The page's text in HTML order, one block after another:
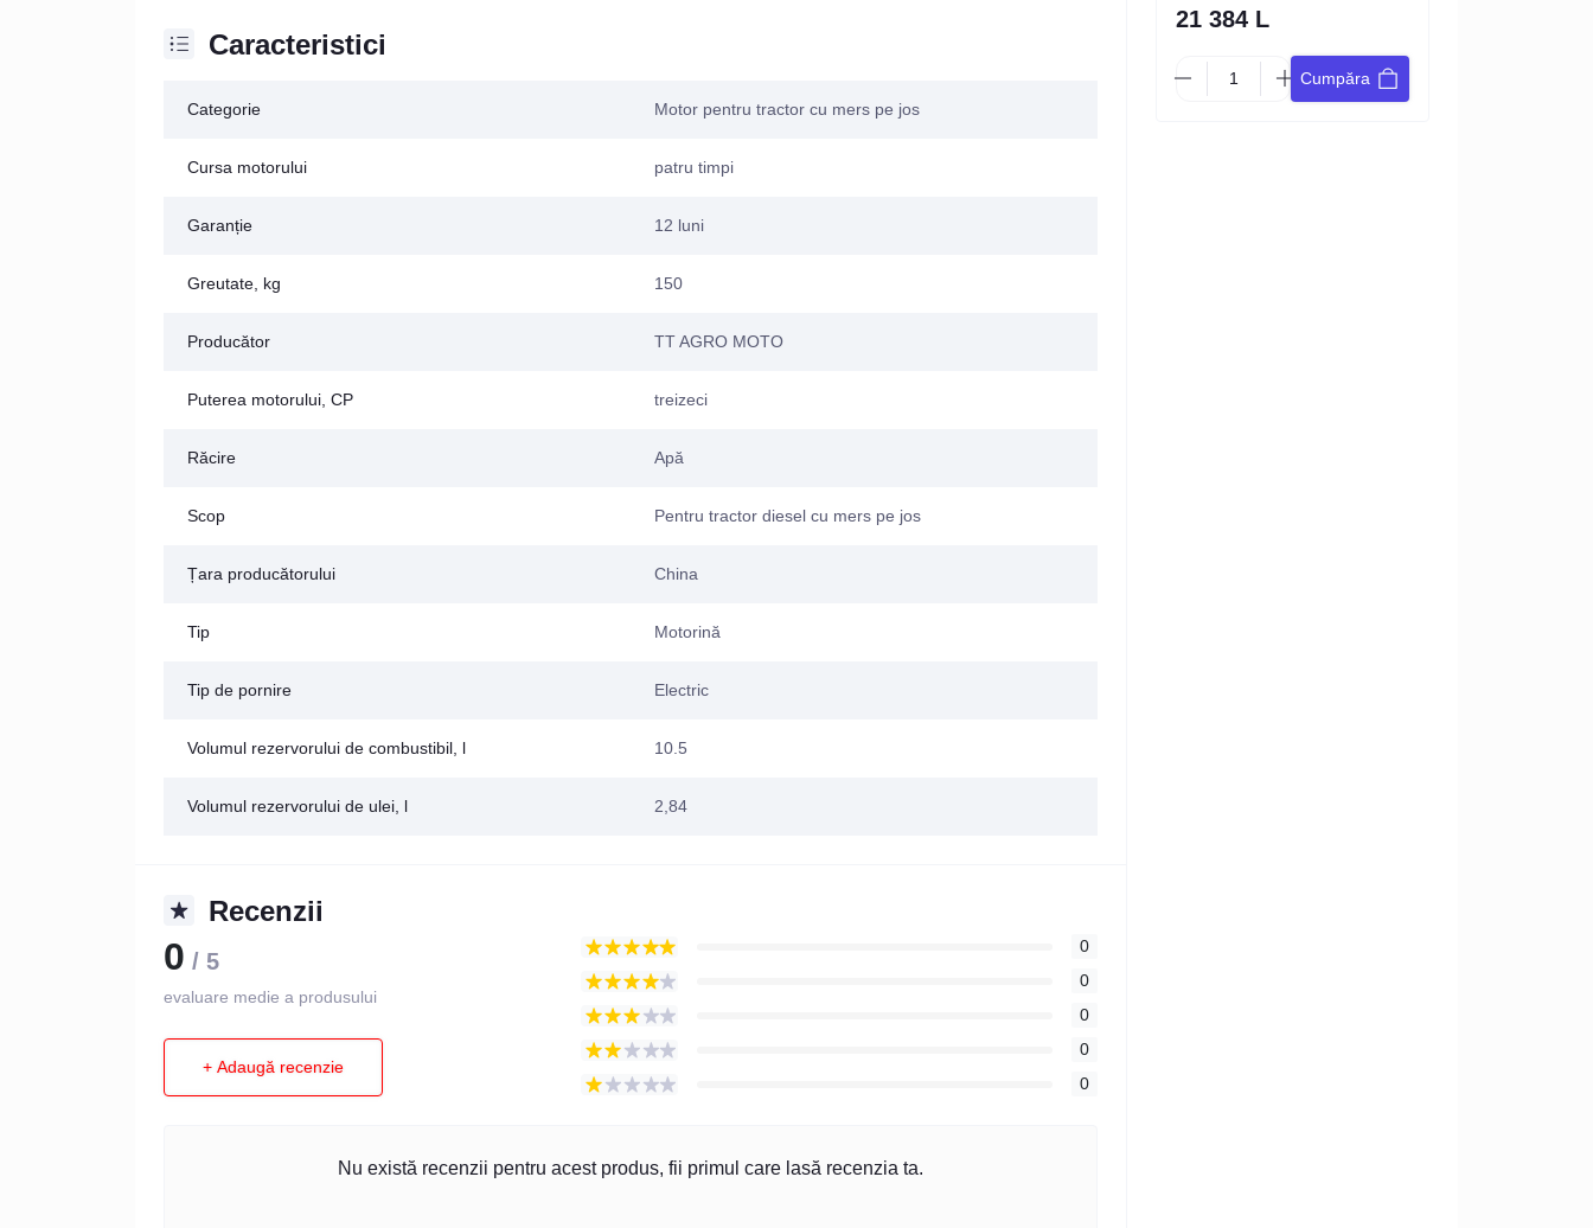
Caracteristici
Categorie Motor pentru tractor cu mers pe jos
Cursa motorului patru timpi
Garanție 12 luni
Greutate, kg 150
Producător TT AGRO MOTO
Puterea motorului, CP treizeci
Răcire Apă
Scop Pentru tractor diesel cu mers pe jos
Țara producătorului China
Tip Motorină
Tip de pornire Electric
Volumul rezervorului de combustibil, l 10.5
Volumul rezervorului de ulei, l 2,84
Recenzii
0 / 5
evaluare medie a produsului
+ Adaugă recenzie
0
0
0
0
0
Nu există recenzii pentru acest produs, fii primul care lasă recenzia ta.
21 384 L
Cumpăra